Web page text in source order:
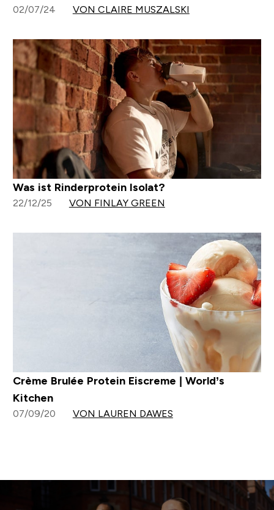
02/07/24 VON CLAIRE MUSZALSKI
Was ist Rinderprotein Isolat?
22/12/25 VON FINLAY GREEN
Crème Brulée Protein Eiscreme | World’s
Kitchen
07/09/20 VON LAUREN DAWES